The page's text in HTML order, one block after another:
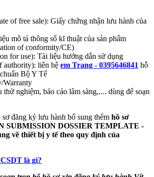
of free sale): Giấy chứng nhận lưu hành của
mô tả thông số kĩ thuật của sản phẩm
of conformity/CE)
for use): Tài liệu hướng dẫn sử dụng
authority): liên hệ em Trang - 0395646841 hỗ
Bộ Y Tế
Warranty
thử nghiệm, báo cáo lâm sàng,.... dùng để soạn
đăng ký lưu hành bổ sung thêm hồ sơ
SUBMISSION DOSSIER TEMPLATE -
về thiết bị y tế theo quy định của
là gì?